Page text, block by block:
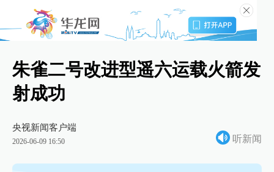
朱雀二号改进型遥六运载火箭发
射成功
央视新闻客户端
2026-06-09 16:50 听新闻